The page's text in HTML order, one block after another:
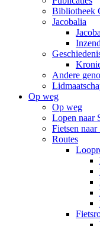
Bibliotheek
Jacobalia
Andere
Op weg
Op weg
Lopen naar
Fietsen
Routes